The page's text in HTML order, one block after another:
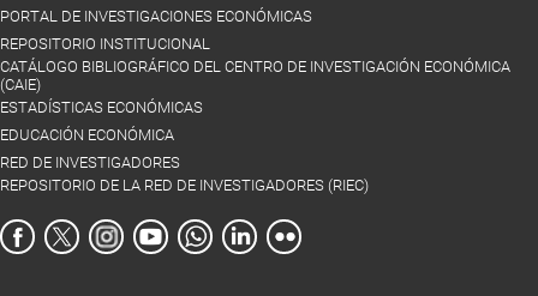
PORTAL DE INVESTIGACIONES ECONÓMICAS
REPOSITORIO INSTITUCIONAL
CATÁLOGO BIBLIOGRÁFICO DEL CENTRO DE INVESTIGACIÓN ECONÓMICA
(CAIE)
ESTADÍSTICAS ECONÓMICAS
EDUCACIÓN ECONÓMICA
RED DE INVESTIGADORES
REPOSITORIO DE LA RED DE INVESTIGADORES (RIEC)